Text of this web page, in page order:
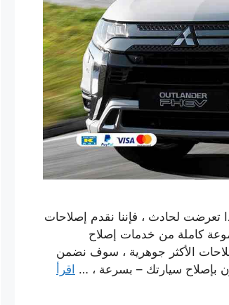
تعرضت لحادث ، فإننا نقدم إصلاحات
كاملة من خدمات إصلاح
الأكثر جوهرية ، سوف نضمن
بإصلاح سيارتك – بسرعة ، … اقرأ